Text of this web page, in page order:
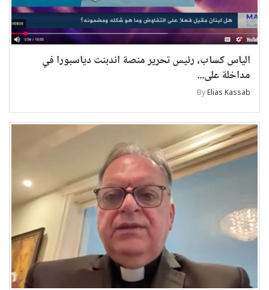
الياس كساب، رئيس تحرير منصة اندبنت دياسبورا في
مداخلة على...
ByElias Kassab